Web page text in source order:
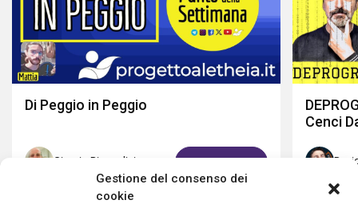
Gestione del consenso dei
cookie
Di Peggio in Peggio
Giorgio Riccardini
Cenci